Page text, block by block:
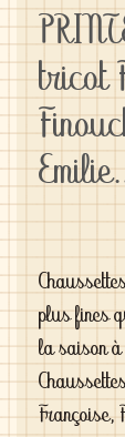
tricot
plus fines
la saison